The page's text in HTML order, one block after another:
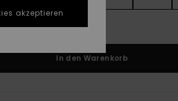
In den Warenkorb
akzeptieren